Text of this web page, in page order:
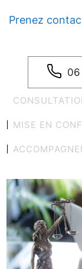
Prenez
06
MISE EN